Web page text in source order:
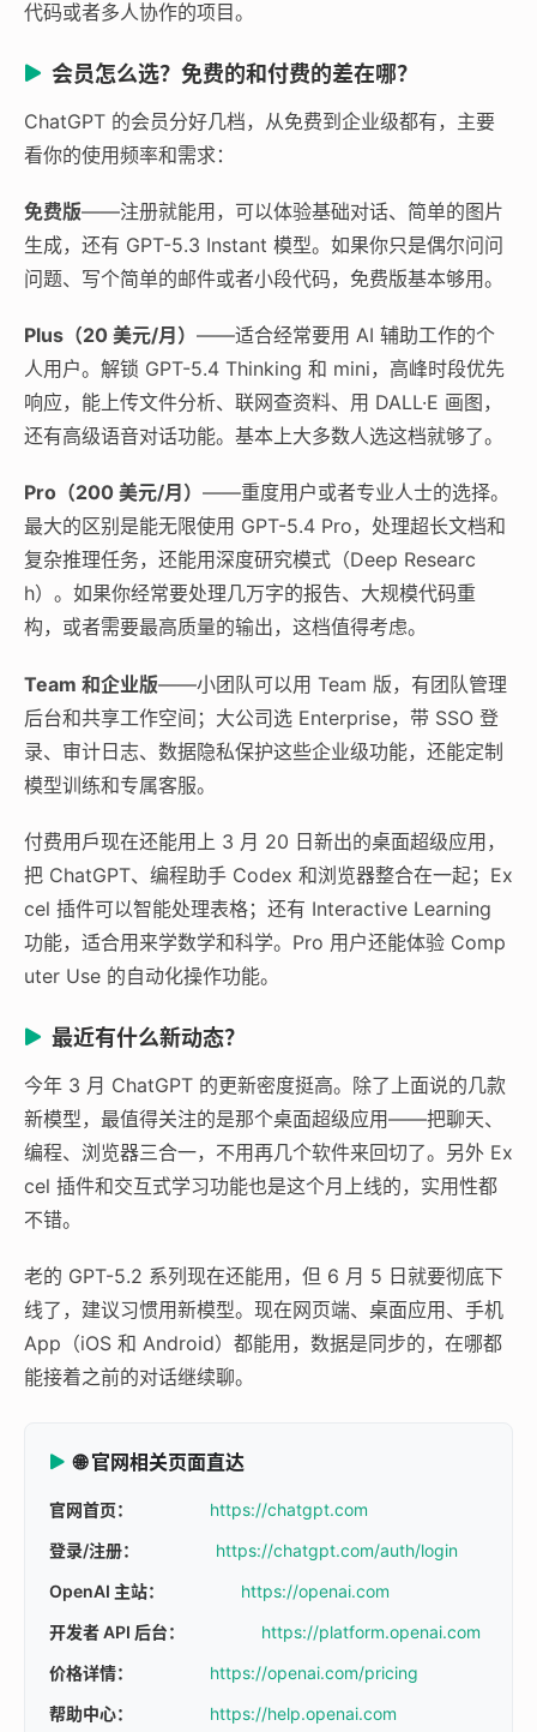
代码或者多人协作的项目。
会员怎么选？免费的和付费的差在哪？
ChatGPT 的会员分好几档，从免费到企业级都有，主要
看你的使用频率和需求：
免费版——注册就能用，可以体验基础对话、简单的图片
生成，还有 GPT-5.3 Instant 模型。如果你只是偶尔问问
问题、写个简单的邮件或者小段代码，免费版基本够用。
Plus（20 美元/月） ——适合经常要用 AI 辅助工作的个
人用户。解锁 GPT-5.4 Thinking 和 mini，高峰时段优先
响应，能上传文件分析、联网查资料、用 DALL·E 画图，
还有高级语音对话功能。基本上大多数人选这档就够了。
Pro（200 美元/月） ——重度用户或者专业人士的选择。
最大的区别是能无限使用 GPT-5.4 Pro，处理超长文档和
复杂推理任务，还能用深度研究模式（Deep Researc
h）。如果你经常要处理几万字的报告、大规模代码重
构，或者需要最高质量的输出，这档值得考虑。
Team 和企业版——小团队可以用 Team 版，有团队管理
后台和共享工作空间；大公司选 Enterprise，带 SSO 登
录、审计日志、数据隐私保护这些企业级功能，还能定制
模型训练和专属客服。
付费用戶现在还能用上 3 月 20 日新出的桌面超级应用，
把 ChatGPT、编程助手 Codex 和浏览器整合在一起；Ex
cel 插件可以智能处理表格；还有 Interactive Learning
功能，适合用来学数学和科学。Pro 用户还能体验 Comp
uter Use 的自动化操作功能。
最近有什么新动态？
今年 3 月 ChatGPT 的更新密度挺高。除了上面说的几款
新模型，最值得关注的是那个桌面超级应用——把聊天、
编程、浏览器三合一，不用再几个软件来回切了。另外 Ex
cel 插件和交互式学习功能也是这个月上线的，实用性都
不错。
老的 GPT-5.2 系列现在还能用，但 6 月 5 日就要彻底下
线了，建议习惯用新模型。现在网页端、桌面应用、手机
App（iOS 和 Android）都能用，数据是同步的，在哪都
能接着之前的对话继续聊。
🌐 官网相关页面直达
官网首页：
https://chatgpt.com
登录/注册：
https://chatgpt.com/auth/login
OpenAI 主站：
https://openai.com
开发者 API 后台：
https://platform.openai.com
价格详情：
https://openai.com/pricing
帮助中心：
https://help.openai.com